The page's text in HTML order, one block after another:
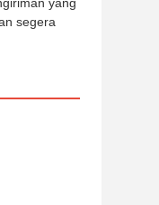
segera